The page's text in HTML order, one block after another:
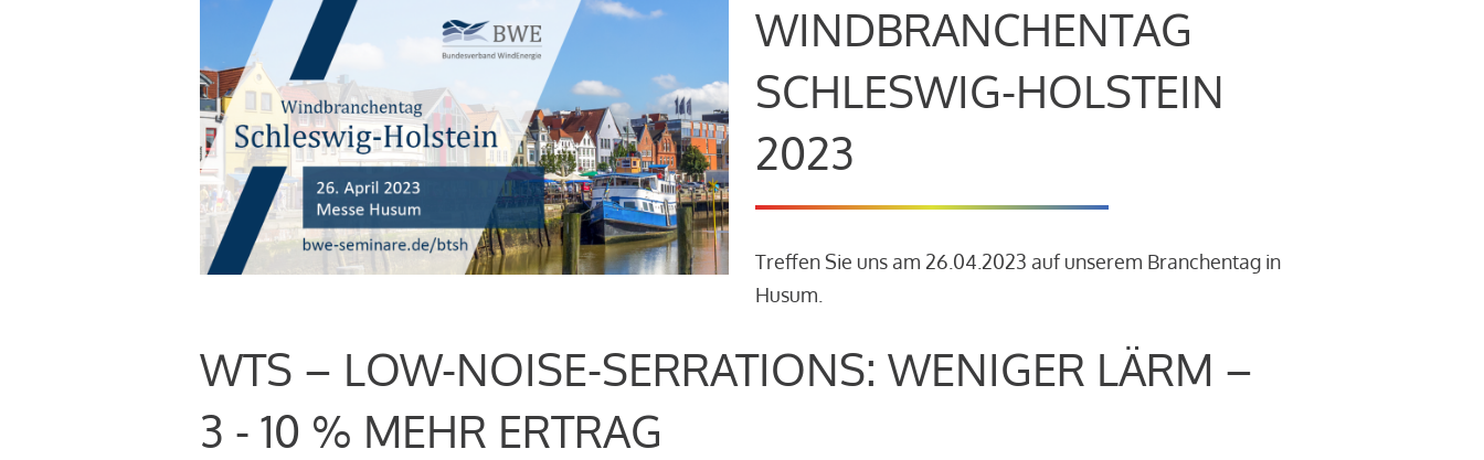
WINDBRANCHENTAG
SCHLESWIG-HOLSTEIN
2023
Treffen Sie uns am 26.04.2023 auf unserem Branchentag in
Husum.
WTS – LOW-NOISE-SERRATIONS: WENIGER LÄRM –
3 - 10 % MEHR ERTRAG